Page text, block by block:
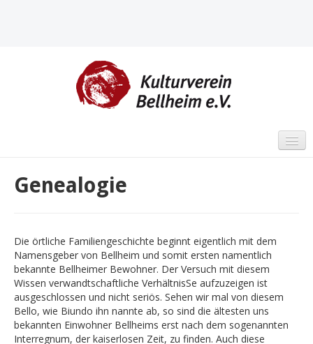
STARTSEITE
Altes Sägewerk Mittelmühle
Kulturwerkstatt „Alter Kindergarten“
Historischer Arbeitskreis
Zeittafel
Genealogie
Die örtliche Familiengeschichte beginnt eigentlich mit dem
Namensgeber von Bellheim und somit ersten namentlich
bekannte Bellheimer Bewohner. Der Versuch mit diesem
Wissen verwandtschaftliche VerhältnisSe aufzuzeigen ist
ausgeschlossen und nicht seriös. Sehen wir mal von diesem
Bello, wie Biundo ihn nannte ab, so sind die ältesten uns
bekannten Einwohner Bellheims erst nach dem sogenannten
Interregnum, der kaiserlosen Zeit, zu finden. Auch diese